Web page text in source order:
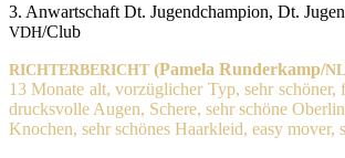
3. Anwart­schaft Dt. Jugend­cham­pi­on, Dt.
VDH/Club
RICHTERBERICHT (Pame­la Runderkamp/NL
13 Mona­te alt, vor­züg­li­cher Typ, sehr
drucks­vol­le Augen, Sche­re, sehr schö­ne
Kno­chen, sehr schö­nes Haar­kleid, easy mover,